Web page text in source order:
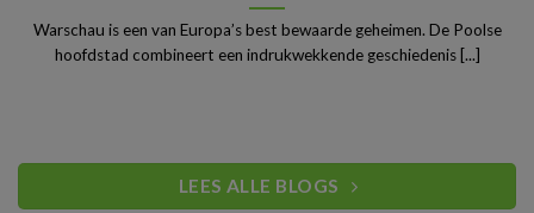
Warschau is een van Europa’s best bewaarde geheimen. De Poolse
hoofdstad combineert een indrukwekkende geschiedenis [...]
LEES ALLE BLOGS